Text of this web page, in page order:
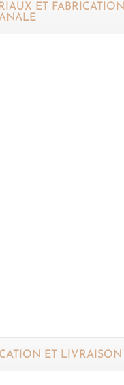
ET FABRICATION
ET LIVRAISON